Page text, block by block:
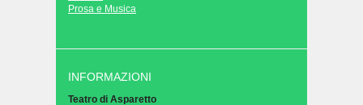
Prosa e Musica
INFORMAZIONI
Teatro di Asparetto